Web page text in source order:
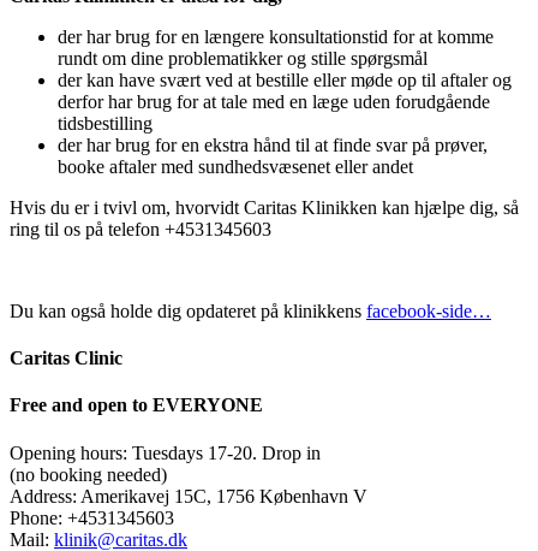
der har brug for en længere konsultationstid for at komme
rundt om dine problematikker og stille spørgsmål
der kan have svært ved at bestille eller møde op til aftaler og
derfor har brug for at tale med en læge uden forudgående
tidsbestilling
der har brug for en ekstra hånd til at finde svar på prøver,
booke aftaler med sundhedsvæsenet eller andet
Hvis du er i tvivl om, hvorvidt Caritas Klinikken kan hjælpe dig, så
ring til os på telefon +4531345603
Du kan også holde dig opdateret på klinikkens facebook-side…
Caritas Clinic
Free and open to EVERYONE
Opening hours: Tuesdays 17-20. Drop in
(no booking needed)
Address: Amerikavej 15C, 1756 København V
Phone: +4531345603
Mail: klinik@caritas.dk